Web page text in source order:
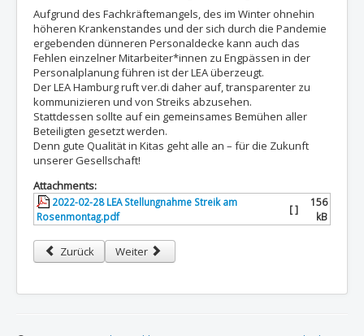
Aufgrund des Fachkräftemangels, des im Winter ohnehin
höheren Krankenstandes und der sich durch die Pandemie
ergebenden dünneren Personaldecke kann auch das
Fehlen einzelner Mitarbeiter*innen zu Engpässen in der
Personalplanung führen ist der LEA überzeugt.
Der LEA Hamburg ruft ver.di daher auf, transparenter zu
kommunizieren und von Streiks abzusehen.
Stattdessen sollte auf ein gemeinsames Bemühen aller
Beteiligten gesetzt werden.
Denn gute Qualität in Kitas geht alle an – für die Zukunft
unserer Gesellschaft!
Attachments:
2022-02-28 LEA Stellungnahme Streik am
Rosenmontag.pdf
[ ]
156
kB
Vorheriger Beitrag: LEA Stellungnahme zum bundesweiten
Zurück Nächster Beitrag: LEA Stellungnahme zur
Weiter